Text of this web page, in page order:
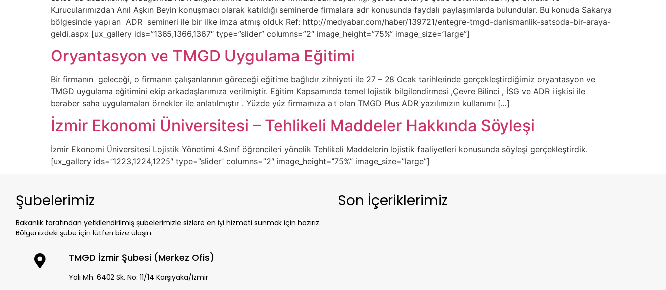
Kurucularımızdan Anıl Aşkın Beyin konuşmacı olarak katıldığı seminerde firmalara adr konusunda faydalı paylaşımlarda bulundular. Bu konuda Sakarya
bölgesinde yapılan ADR semineri ile bir ilke imza atmış olduk Ref: http://medyabar.com/haber/139721/entegre-tmgd-danismanlik-satsoda-bir-araya-
geldi.aspx [ux_gallery ids=”1365,1366,1367″ type=”slider” columns=”2″ image_height=”75%” image_size=”large”]
Oryantasyon ve TMGD Uygulama Eğitimi
Bir firmanın geleceği, o firmanın çalışanlarının göreceği eğitime bağlıdır zihniyeti ile 27 – 28 Ocak tarihlerinde gerçekleştirdiğimiz oryantasyon ve
TMGD uygulama eğitimini ekip arkadaşlarımıza verilmiştir. Eğitim Kapsamında temel lojistik bilgilendirmesi ,Çevre Bilinci , İSG ve ADR ilişkisi ile
beraber saha uygulamaları örnekler ile anlatılmıştır . Yüzde yüz firmamıza ait olan TMGD Plus ADR yazılımızın kullanımı […]
İzmir Ekonomi Üniversitesi – Tehlikeli Maddeler Hakkında Söyleşi
İzmir Ekonomi Üniversitesi Lojistik Yönetimi 4.Sınıf öğrencileri yönelik Tehlikeli Maddelerin lojistik faaliyetleri konusunda söyleşi gerçekleştirdik.
[ux_gallery ids=”1223,1224,1225″ type=”slider” columns=”2″ image_height=”75%” image_size=”large”]
Şubelerimiz
Bakanlık tarafından yetkilendirilmiş şubelerimizle sizlere en iyi hizmeti sunmak için hazırız.
Bölgenizdeki şube için lütfen bize ulaşın.
TMGD İzmir Şubesi (Merkez Ofis)
Yalı Mh. 6402 Sk. No: 11/14 Karşıyaka/İzmir
Son İçeriklerimiz